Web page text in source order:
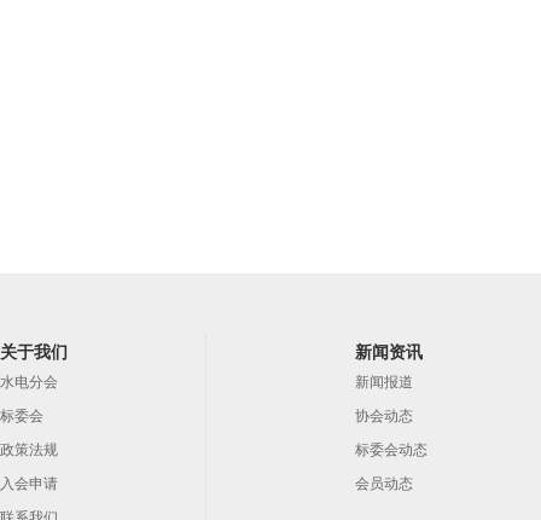
关于我们
水电分会
标委会
政策法规
入会申请
新闻资讯
新闻报道
协会动态
标委会动态
会员动态